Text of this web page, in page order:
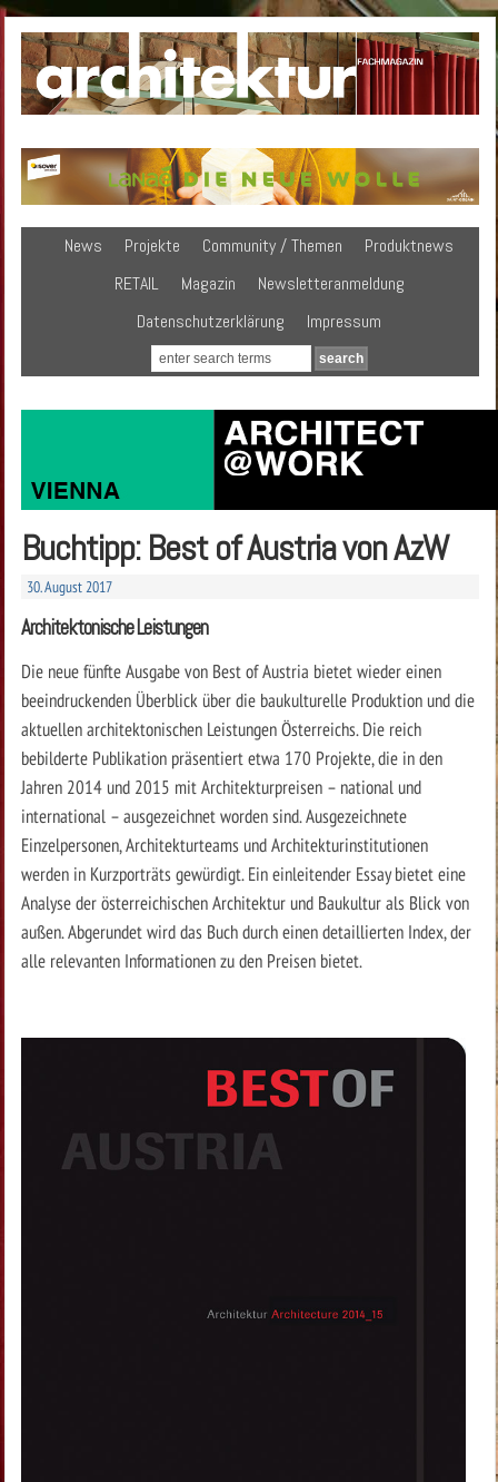
News Projekte Community / Themen
Produktnews
RETAIL
Magazin
Newsletteranmeldung
Datenschutzerklärung
Impressum
Buchtipp: Best of Austria von AzW
30. August 2017
Architektonische Leistungen
Die neue fünfte Ausgabe von Best of Austria bietet wieder einen
beeindruckenden Überblick über die baukulturelle Produktion und die
aktuellen architektonischen Leistungen Österreichs. Die reich
bebilderte Publikation präsentiert etwa 170 Projekte, die in den
Jahren 2014 und 2015 mit Architekturpreisen – national und
international – ausgezeichnet worden sind. Ausgezeichnete
Einzelpersonen, Architekturteams und Architekturinstitutionen
werden in Kurzporträts gewürdigt. Ein einleitender Essay bietet eine
Analyse der österreichischen Architektur und Baukultur als Blick von
außen. Abgerundet wird das Buch durch einen detaillierten Index, der
alle relevanten Informationen zu den Preisen bietet.